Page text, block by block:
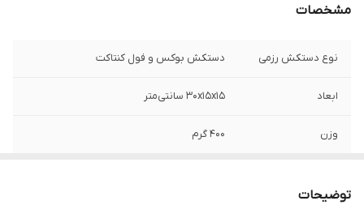
مشخصات
نوع دستکش رزمی دستکش بوکس و فول کنتاکت
ابعاد 30x15x15 سانتی‌متر
وزن 400 گرم
توضیحات